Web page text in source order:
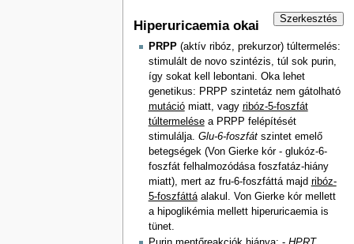
Szerkesztés
Hiperuricaemia okai
PRPP(aktív ribóz, prekurzor) túltermelés:
stimulált de novo szintézis, túl sok purin,
így sokat kell lebontani. Oka lehet
genetikus: PRPP szintetáz nem gátolható
mutációmiatt, vagy ribóz-5-foszfát
túltermelésea PRPP felépítését
stimulálja. Glu-6-foszfátszintet emelő
betegségek (Von Gierke kór - glukóz-6-
foszfát felhalmozódása foszfatáz-hiány
miatt), mert az fru-6-foszfáttá majd ribóz-
5-foszfáttáalakul. Von Gierke kór mellett
a hipoglikémia mellett hiperuricaemia is
tünet.